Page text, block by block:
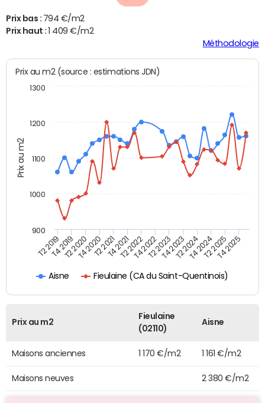
Prix bas : 794 €/m2
Prix haut :1 409 €/m2
Méthodologie
Prix au m2
Prix au m2 (source : estimations JDN)
Aisne Fieulaine (CA du Saint-Quentinois)
T2 2019T4 2019T2 2020T4 2020T2 2021T4 2021T2 2022T4 2022T2 2023T4 2023T2 2024T4 2024T2 2025T4 2025
900
1000
1100
1200
1300
Prix au m2
Fieulaine
(02110)
Aisne
Maisons anciennes 1 170 €/m2 1 161 €/m2
Maisons neuves 2 380 €/m2